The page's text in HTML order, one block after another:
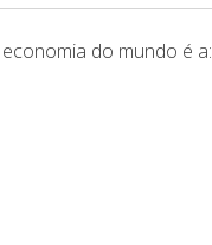
do mundo é a: